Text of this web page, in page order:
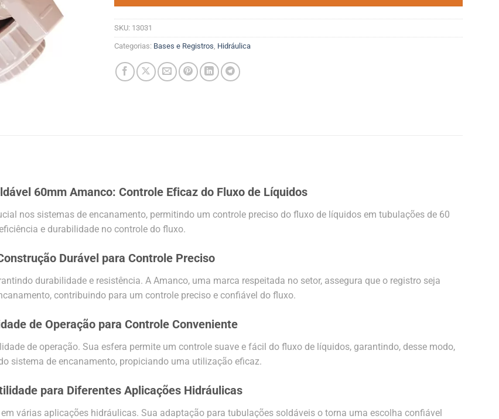
SKU: 13031
Categorias: Bases e Registros Hidráulica
60mm Amanco: Controle Eficaz do Fluxo de Líquidos
nos sistemas de encanamento, permitindo um controle preciso do fluxo de líquidos em tubulações de 60
e durabilidade no controle do fluxo.
Durável para Controle Preciso
durabilidade e resistência. A Amanco, uma marca respeitada no setor, assegura que o registro seja
contribuindo para um controle preciso e confiável do fluxo.
de Operação para Controle Conveniente
de operação. Sua esfera permite um controle suave e fácil do fluxo de líquidos, garantindo, desse modo,
sistema de encanamento, propiciando uma utilização eficaz.
para Diferentes Aplicações Hidráulicas
várias aplicações hidráulicas. Sua adaptação para tubulações soldáveis o torna uma escolha confiável